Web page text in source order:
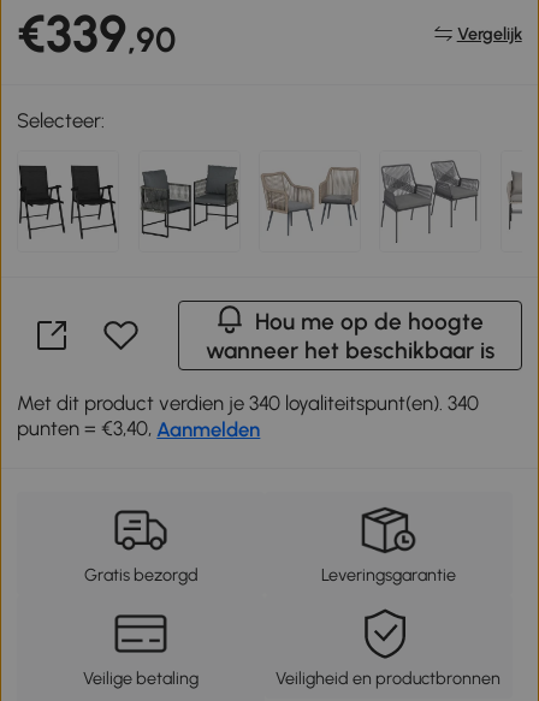
€339,90 Vergelijk
Selecteer:
Hou me op de hoogte
wanneer het beschikbaar is
Met dit product verdien je 340 loyaliteitspunt(en). 340
punten = €3,40, Aanmelden
Gratis bezorgd Leveringsgarantie
Veilige betaling Veiligheid en productbronnen